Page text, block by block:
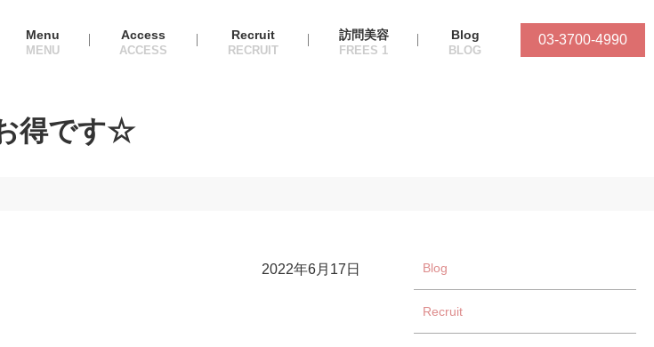
Menu Access Recruit 訪問美容 Blog 03-3700-4990
得です☆
2022年6月17日 Blog
Recruit